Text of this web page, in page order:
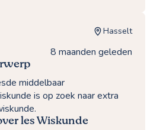
Hasselt
8 maanden geleden
middelbaar
is op zoek naar extra
les Wiskunde